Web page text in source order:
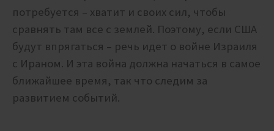
потребуется – хватит и своих сил, чтобы
сравнять там все с землей. Поэтому, если США
будут впрягаться – речь идет о войне Израиля
с Ираном. И эта война должна начаться в самое
ближайшее время, так что следим за
развитием событий.